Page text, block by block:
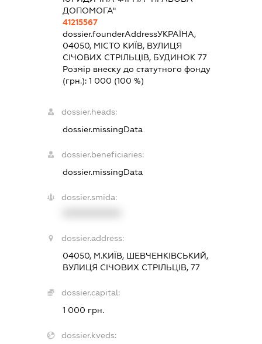
ДОПОМОГА"
41215567
dossier.founderAddressУКРАЇНА,
04050, МІСТО КИЇВ, ВУЛИЦЯ
СІЧОВИХ СТРІЛЬЦІВ, БУДИНОК 77
Розмір внеску до статутного фонду
(грн.): 1 000 (100 %)
dossier.heads:
dossier.missingData
dossier.beneficiaries:
dossier.missingData
dossier.smida:
dossier.address:
04050, М.КИЇВ, ШЕВЧЕНКІВСЬКИЙ,
ВУЛИЦЯ СІЧОВИХ СТРІЛЬЦІВ, 77
dossier.capital:
1 000 грн.
dossier.kveds: